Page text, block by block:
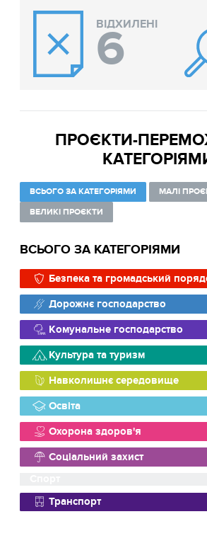
ВІДХИЛЕНІ
6
ПРОЄКТИ-
ВСЬОГО ЗА КАТЕГОРІЯМИ
МАЛІ
ВЕЛИКІ ПРОЄКТИ
ВСЬОГО ЗА КАТЕГОРІЯМИ
Безпека та громадський
Дорожнє господарство
Комунальне господарство
Культура та туризм
Навколишнє середовище
Освіта
Охорона здоров'я
Соціальний захист
Транспорт